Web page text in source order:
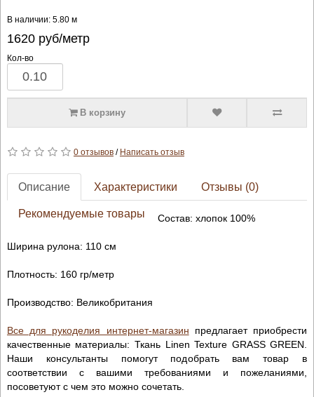
В наличии: 5.80 м
1620руб/метр
Кол-во
В корзину
0 отзывов/ Написать отзыв
Описание Характеристики Отзывы (0)
Рекомендуемые товары Состав: хлопок 100%
Ширина рулона: 110 см
Плотность: 160 гр/метр
Производство: Великобритания
Все для рукоделия интернет-магазин предлагает приобрести
качественные материалы: Ткань Linen Texture GRASS GREEN.
Наши консультанты помогут подобрать вам товар в
соответствии с вашими требованиями и пожеланиями,
посоветуют с чем это можно сочетать.